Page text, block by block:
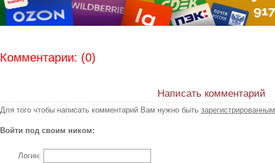
Комментарии: (0)
Написать комментарий
Для того чтобы написать комментарий Вам нужно быть зарегистрированным
Войти под своим ником:
Логин: